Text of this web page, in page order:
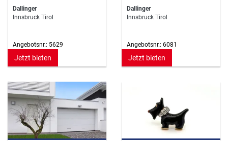
Dallinger
Innsbruck Tirol
Angebotsnr.: 5629
Jetzt bieten
Dallinger
Innsbruck Tirol
Angebotsnr.: 6081
Jetzt bieten